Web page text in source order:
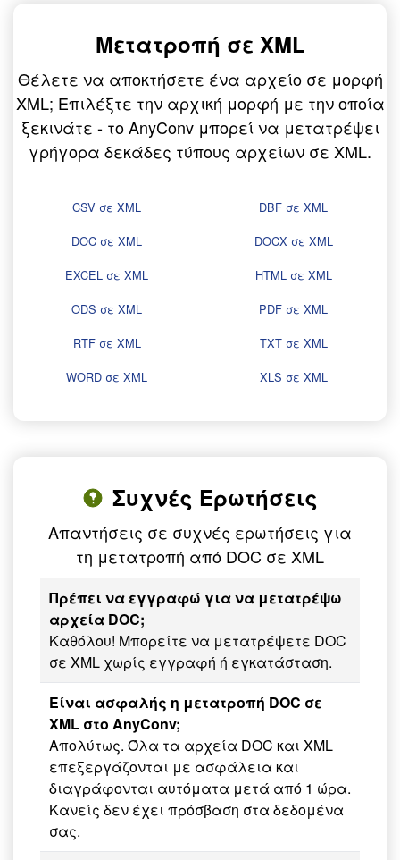
Μετατροπή σε XML
Θέλετε να αποκτήσετε ένα αρχείο σε μορφή
XML; Επιλέξτε την αρχική μορφή με την οποία
ξεκινάτε - το AnyConv μπορεί να μετατρέψει
γρήγορα δεκάδες τύπους αρχείων σε XML.
CSV σε XML
DBF σε XML
DOC σε XML
DOCX σε XML
EXCEL σε XML
HTML σε XML
ODS σε XML
PDF σε XML
RTF σε XML
TXT σε XML
WORD σε XML
XLS σε XML
Συχνές Ερωτήσεις
Απαντήσεις σε συχνές ερωτήσεις για
τη μετατροπή από DOC σε XML
Πρέπει να εγγραφώ για να μετατρέψω
αρχεία DOC;
Καθόλου! Μπορείτε να μετατρέψετε DOC
σε XML χωρίς εγγραφή ή εγκατάσταση.
Είναι ασφαλής η μετατροπή DOC σε
XML στο AnyConv;
Απολύτως. Όλα τα αρχεία DOC και XML
επεξεργάζονται με ασφάλεια και
διαγράφονται αυτόματα μετά από 1 ώρα.
Κανείς δεν έχει πρόσβαση στα δεδομένα
σας.